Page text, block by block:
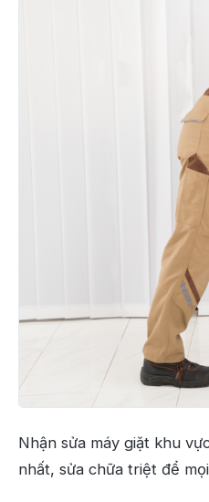
Nhận sửa máy giặt khu
nhất, sửa chữa triệt để